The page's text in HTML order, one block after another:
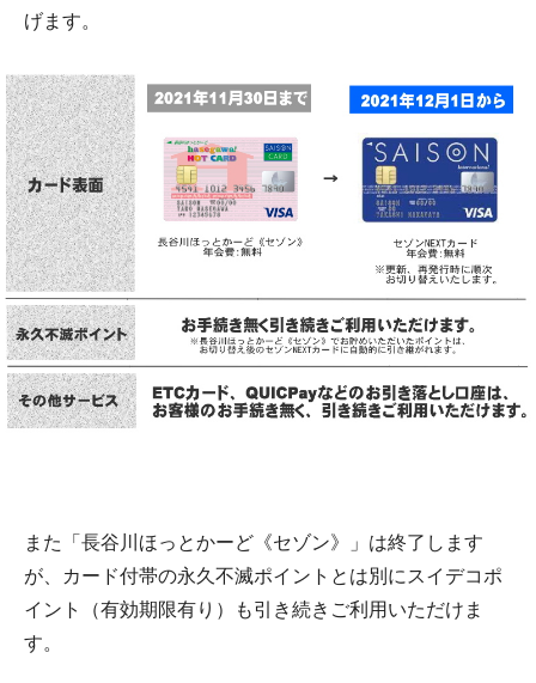
げます。
また「長谷川ほっとかーど《セゾン》」は終了します
が、カード付帯の永久不滅ポイントとは別にスイデコポ
イント（有効期限有り）も引き続きご利用いただけま
す。